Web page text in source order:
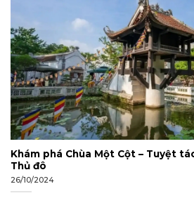
Khám phá Chùa Một Cột – Tuyệt
Thủ đô
26/10/2024